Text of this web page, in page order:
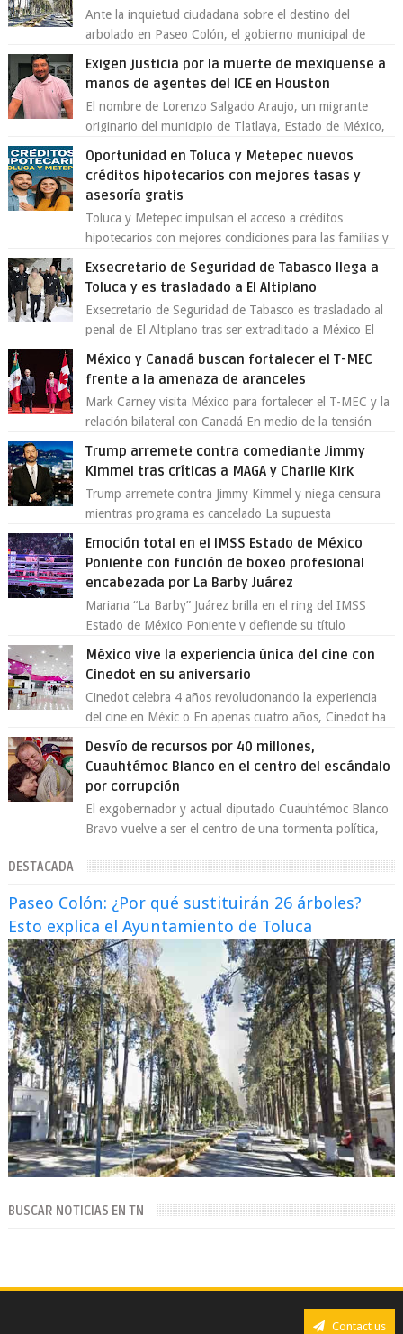
Ante la inquietud ciudadana sobre el destino del
arbolado en Paseo Colón, el gobierno municipal de
Exigen justicia por la muerte de mexiquense a
manos de agentes del ICE en Houston
El nombre de Lorenzo Salgado Araujo, un migrante
originario del municipio de Tlatlaya, Estado de México,
Oportunidad en Toluca y Metepec nuevos
créditos hipotecarios con mejores tasas y
asesoría gratis
Toluca y Metepec impulsan el acceso a créditos
hipotecarios con mejores condiciones para las familias y
Exsecretario de Seguridad de Tabasco llega a
Toluca y es trasladado a El Altiplano
Exsecretario de Seguridad de Tabasco es trasladado al
penal de El Altiplano tras ser extraditado a México El
México y Canadá buscan fortalecer el T-MEC
frente a la amenaza de aranceles
Mark Carney visita México para fortalecer el T-MEC y la
relación bilateral con Canadá En medio de la tensión
Trump arremete contra comediante Jimmy
Kimmel tras críticas a MAGA y Charlie Kirk
Trump arremete contra Jimmy Kimmel y niega censura
mientras programa es cancelado La supuesta
Emoción total en el IMSS Estado de México
Poniente con función de boxeo profesional
encabezada por La Barby Juárez
Mariana “La Barby” Juárez brilla en el ring del IMSS
Estado de México Poniente y defiende su título
México vive la experiencia única del cine con
Cinedot en su aniversario
Cinedot celebra 4 años revolucionando la experiencia
del cine en Méxic o En apenas cuatro años, Cinedot ha
demostrado que es posible reinve...
Desvío de recursos por 40 millones,
Cuauhtémoc Blanco en el centro del escándalo
por corrupción
El exgobernador y actual diputado Cuauhtémoc Blanco
Bravo vuelve a ser el centro de una tormenta política,
DESTACADA
Paseo Colón: ¿Por qué sustituirán 26 árboles?
Esto explica el Ayuntamiento de Toluca
BUSCAR NOTICIAS EN TN
Contact us